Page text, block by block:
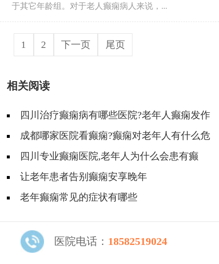
于其它年龄组。对于老人癫痫病人来说，...
1 2 下一页 尾页
相关阅读
四川治疗癫痫病有哪些医院?老年人癫痫发作
的原因有哪些?
成都哪家医院看癫痫?癫痫对老年人有什么危
害? 四川专业癫痫医院,老年人为什么会患有癫
痫?让老年患者告别癫痫安享晚年
老年癫痫常见的症状有哪些
医院电话： 18582519024